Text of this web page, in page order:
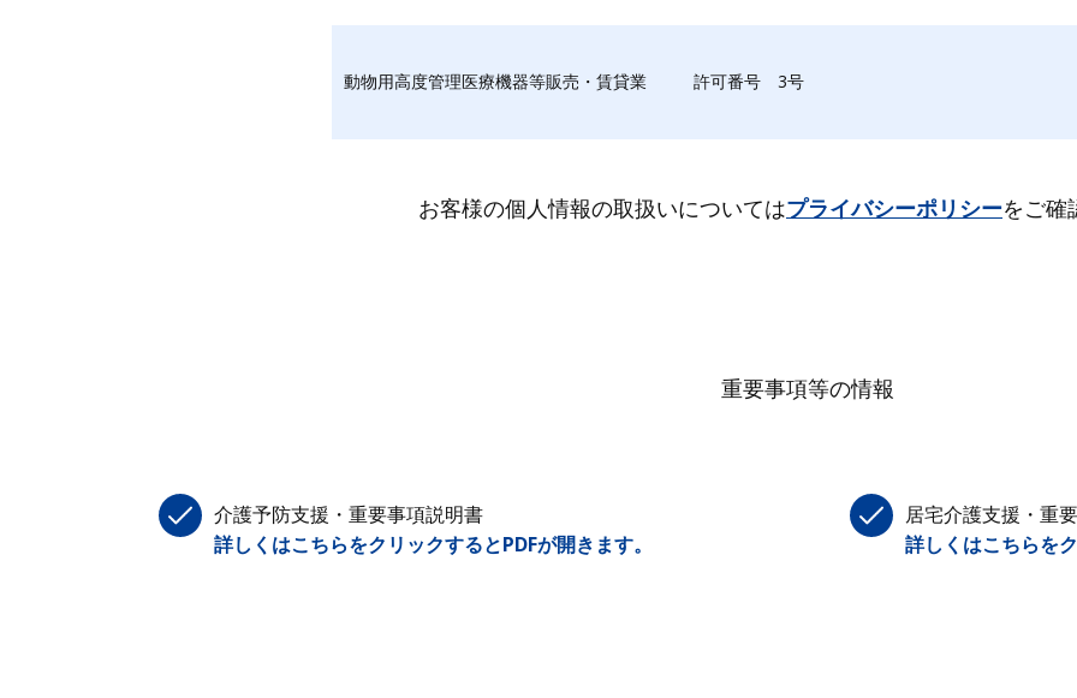
動物用高度管理医療機器等販売・賃貸業 許可番号 3号
お客様の個人情報の取扱いについてはプライバシーポリシーをご確
重要事項等の情報
介護予防支援・重要事項説明書
詳しくはこちらをクリックするとPDFが開きます。
居宅介護支援・重
詳しくはこちらを